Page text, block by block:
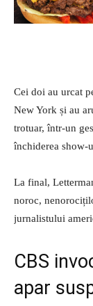
Cei doi au urcat
New York și au
trotuar, într-un
închiderea show-
La final,
noroc,
jurnalistului
CBS
apar